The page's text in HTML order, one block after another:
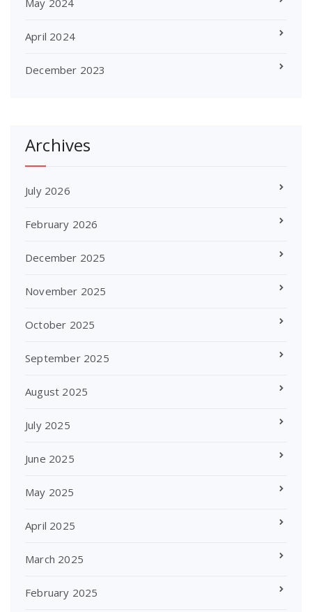
May 2024
April 2024
December 2023
Archives
July 2026
February 2026
December 2025
November 2025
October 2025
September 2025
August 2025
July 2025
June 2025
May 2025
April 2025
March 2025
February 2025